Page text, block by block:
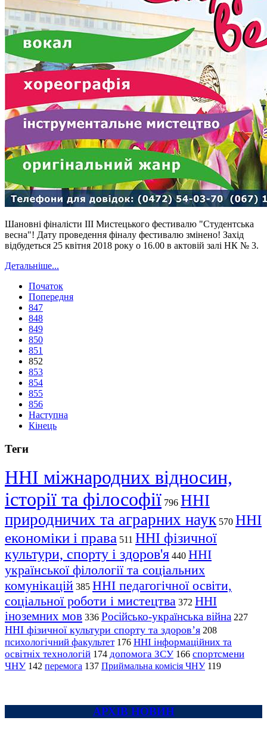
Шановні фіналісти ІІІ Мистецького фестивалю "Студентська
весна"! Дату проведення фіналу фестивалю змінено! Захід
відбудеться 25 квітня 2018 року о 16.00 в актовій залі НК № 3.
Детальніше...
Початок
Попередня
847
848
849
850
851
852
853
854
855
856
Наступна
Кінець
Теги
ННІ міжнародних відносин,
історії та філософії 796 ННІ
природничих та аграрних наук 570 ННІ
економіки і права 511 ННІ фізичної
культури, спорту і здоров'я 440 ННІ
української філології та соціальних
комунікацій 385 ННІ педагогічної освіти,
соціальної роботи і мистецтва 372 ННІ
іноземних мов 336 Російсько-українська війна 227
ННІ фізичної культури спорту та здоров’я 208
психологічний факультет 176 ННІ інформаційних та
освітніх технологій 174 допомога ЗСУ 166 спортсмени
ЧНУ 142 перемога 137 Приймальна комісія ЧНУ 119
АРХІВ НОВИН